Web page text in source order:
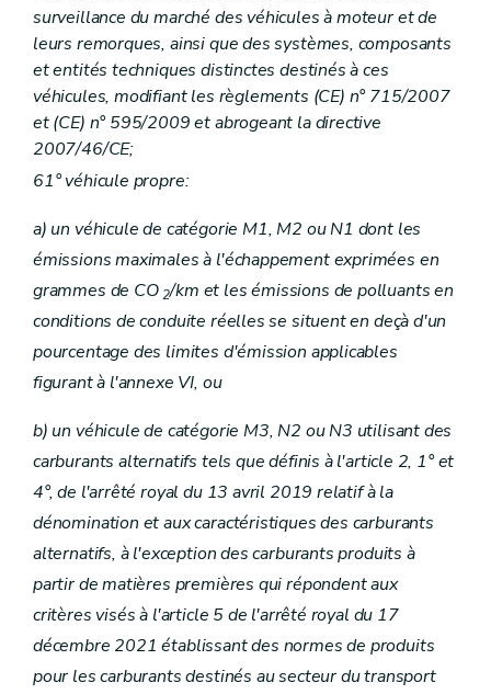
surveillance du marché des véhicules à moteur et de
leurs remorques, ainsi que des systèmes, composants
et entités techniques distinctes destinés à ces
véhicules, modifiant les règlements (CE) n° 715/2007
et (CE) n° 595/2009 et abrogeant la directive
2007/46/CE;
61° véhicule propre:
a) un véhicule de catégorie M1, M2 ou N1 dont les
émissions maximales à l'échappement exprimées en
grammes de CO 2/km et les émissions de polluants en
conditions de conduite réelles se situent en deçà d'un
pourcentage des limites d'émission applicables
figurant à l'annexe VI, ou
b) un véhicule de catégorie M3, N2 ou N3 utilisant des
carburants alternatifs tels que définis à l'article 2, 1° et
4°, de l'arrêté royal du 13 avril 2019 relatif à la
dénomination et aux caractéristiques des carburants
alternatifs, à l'exception des carburants produits à
partir de matières premières qui répondent aux
critères visés à l'article 5 de l'arrêté royal du 17
décembre 2021 établissant des normes de produits
pour les carburants destinés au secteur du transport